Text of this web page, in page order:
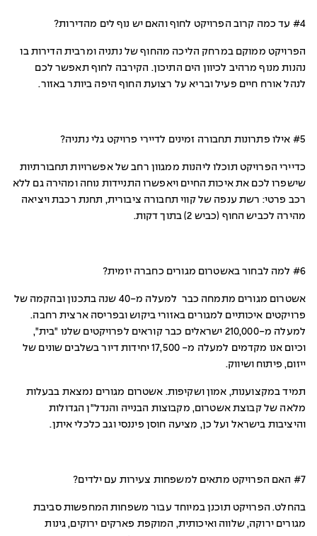
#4 עד כמה קרוב הפרויקט לחוף והאם יש נוף לים מהדירות?
הפרויקט ממוקם במרחק הליכה מהחוף של נתניה ומרבית הדירות בו
נהנות מנוף מרהיב לכיוון הים התיכון. הקירבה לחוף תאפשר לכם
לנהל אורח חיים פעיל ובריא על רצועת החוף היפה ביותר באזור.
#5 אילו פתרונות תחבורה זמינים לדיירי פרויקט גלי נתניה?
כדיירי הפרויקט תוכלו ליהנות ממגוון רחב של אפשרויות תחבורתיות
שישפרו לכם את איכות החיים ויאפשרו התניידות נוחה ומהירה גם ללא
רכב פרטי: רשת ענפה של קווי תחבורה ציבורית, תחנת רכבת ויציאה
מהירה לכביש החוף (כביש 2) בתוך דקות.
#6 למה לבחור באשטרום מגורים כחברה יזמית?
אשטרום מגורים מתמחה כבר למעלה מ-40 שנה בתכנון ובהקמה של
פרויקטים איכותיים למגורים באזורי ביקוש ובפריסה ארצית רחבה.
למעלה מ-210,000 ישראלים כבר קוראים לפרויקטים שלנו "בית",
וכיום אנו מקדמים למעלה מ- 17,500 יחידות דיור בשלבים שונים של
ייזום, פיתוח ושיווק.
תמיד במקצוענות, אמון ושקיפות. אשטרום מגורים נמצאת בבעלות
מלאה של קבוצת אשטרום, מקבוצות הבנייה והנדל"ן הגדולות
והיציבות בישראל ועל כן, מציעה חוסן פיננסי וגב כלכלי איתן.
#7 האם הפרויקט מתאים למשפחות צעירות עם ילדים?
בהחלט. הפרויקט תוכנן במיוחד עבור משפחות המחפשות סביבת
מגורים ירוקה, שלווה ואיכותית, המוקפת פארקים ירוקים, גינות